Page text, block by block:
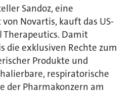
Sandoz, eine
Novartis, kauft das US-
Damit
die exklusiven Rechte zum
Produkte und
respiratorische
der Pharmakonzern am